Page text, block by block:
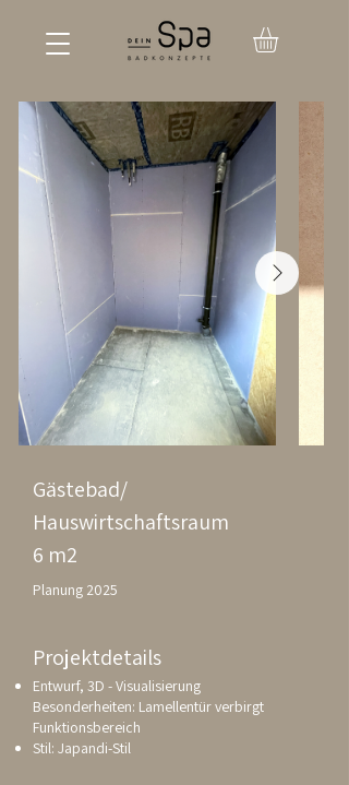
Gästebad/
Hauswirtschaftsraum
6 m2
Planung 2025
Projektdetails
Entwurf, 3D - Visualisierung
Besonderheiten: Lamellentür verbirgt
Funktionsbereich
Stil: Japandi-Stil